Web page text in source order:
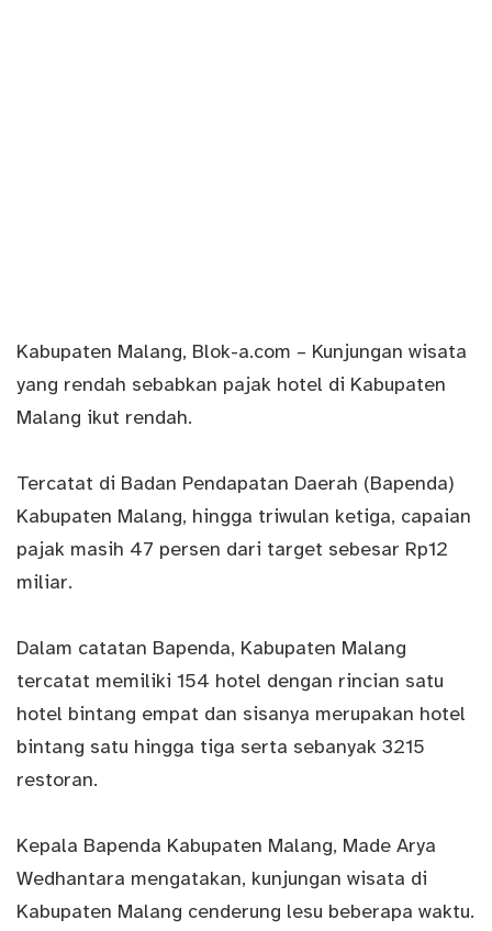
Kabupaten Malang, Blok-a.com – Kunjungan wisata
yang rendah sebabkan pajak hotel di Kabupaten
Malang ikut rendah.
Tercatat di Badan Pendapatan Daerah (Bapenda)
Kabupaten Malang, hingga triwulan ketiga, capaian
pajak masih 47 persen dari target sebesar Rp12
miliar.
Dalam catatan Bapenda, Kabupaten Malang
tercatat memiliki 154 hotel dengan rincian satu
hotel bintang empat dan sisanya merupakan hotel
bintang satu hingga tiga serta sebanyak 3215
restoran.
Kepala Bapenda Kabupaten Malang, Made Arya
Wedhantara mengatakan, kunjungan wisata di
Kabupaten Malang cenderung lesu beberapa waktu.